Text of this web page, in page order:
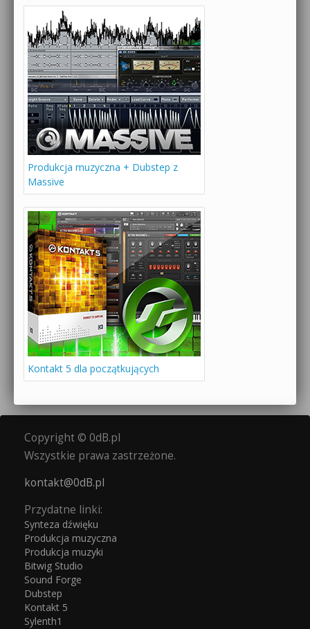
Produkcja muzyczna + Dubstep z
Massive
Kontakt 5 dla początkujących
Copyright © 0dB.pl
Wszystkie prawa zastrzeżone.
kontakt@0dB.pl
Przydatne linki:
Synteza dźwięku
Produkcja muzyczna
Produkcja muzyki
Bitwig Studio
Sound Forge
Dubstep
Kontakt 5
Sylenth1